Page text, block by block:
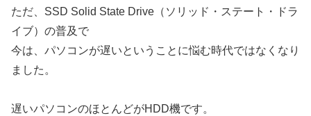
ただ、SSD Solid State Drive（ソリッド・ステート・ドラ
イブ）の普及で
今は、パソコンが遅いということに悩む時代ではなくなり
ました。
遅いパソコンのほとんどがHDD機です。